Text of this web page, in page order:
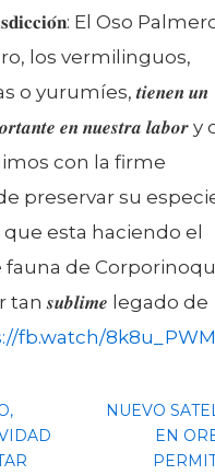
El Oso
los vermilinguos,
o yurumíes, 𝒕𝒊𝒆𝒏𝒆𝒏 𝒖𝒏
𝒆𝒏 𝒏𝒖𝒆𝒔𝒕𝒓𝒂 𝒍𝒂𝒃𝒐𝒓 y
con la firme
preservar su
esta haciendo el
de
tan 𝒔𝒖𝒃𝒍𝒊𝒎𝒆 legado de
fb.watch/
NUEVO
EN